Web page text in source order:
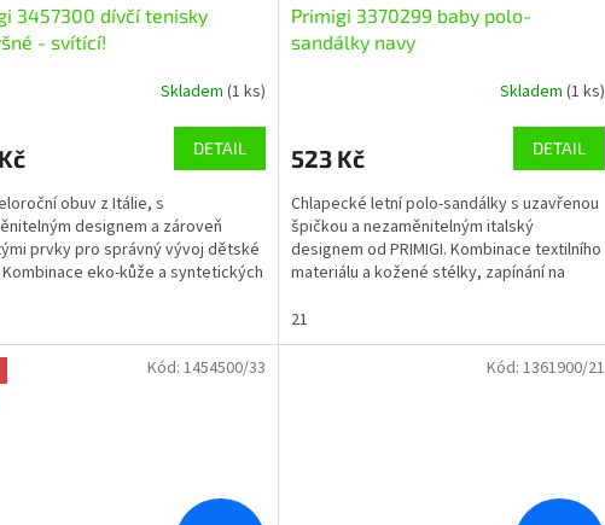
3457300 dívčí tenisky
- svítící!
Skladem (1 ks)
DETAIL
obuv z Itálie, s
designem a zároveň
prvky pro správný vývoj dětské
eko-kůže a syntetických
Primigi 3370299 baby polo-
sandálky navy
Skladem (1 ks)
523 Kč DETAIL
Chlapecké letní polo-sandálky s uzavřenou
špičkou a nezaměnitelným italský
designem od PRIMIGI. Kombinace textilního
materiálu a kožené stélky, zapínání na
21
Kód: 1454500/33 Kód: 1361900/21